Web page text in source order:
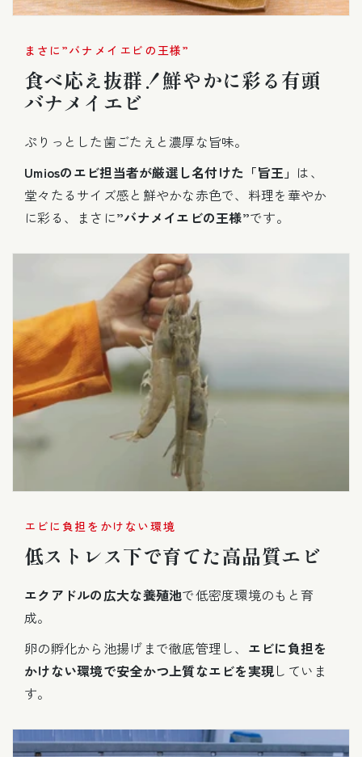
まさに”バナメイエビの王様”
食べ応え抜群！鮮やかに彩る有頭
バナメイエビ
ぷりっとした歯ごたえと濃厚な旨味。
Umiosのエビ担当者が厳選し名付けた「旨王」 は、
堂々たるサイズ感と鮮やかな赤色で、料理を華やか
に彩る、まさに”バナメイエビの王様”です。
エビに負担をかけない環境
低ストレス下で育てた高品質エビ
エクアドルの広大な養殖池で低密度環境のもと育
成。
卵の孵化から池揚げまで徹底管理し、 エビに負担を
かけない環境で安全かつ上質なエビを実現していま
す。